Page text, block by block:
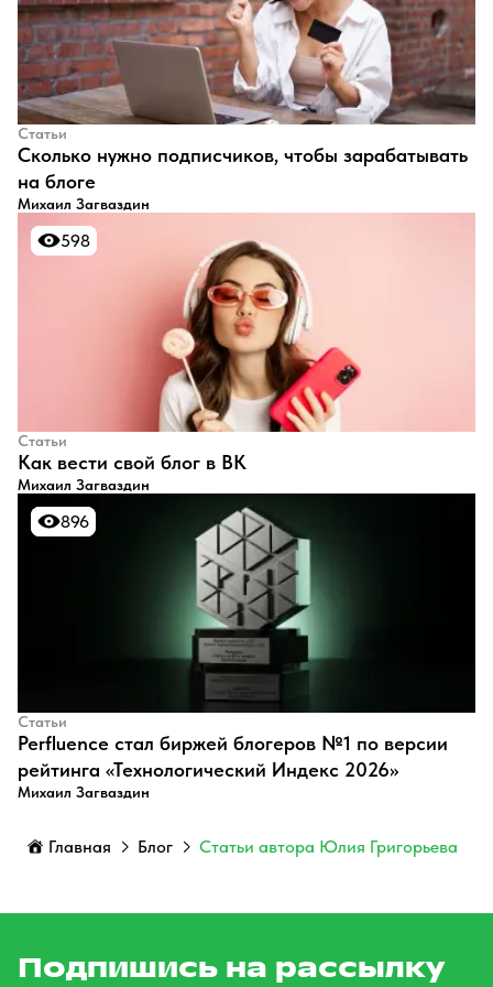
Статьи
​Сколько нужно подписчиков, чтобы зарабатывать
на блоге
Михаил Загваздин
598
598
Статьи
​Как вести свой блог в ВК
Михаил Загваздин
896
896
Статьи
Perfluence стал биржей блогеров №1 по версии
рейтинга «Технологический Индекс 2026»
Михаил Загваздин
Главная Блог Статьи автора Юлия Григорьева
Подпишись на рассылку